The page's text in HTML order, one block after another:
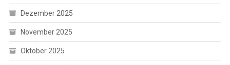
Dezember 2025
November 2025
Oktober 2025